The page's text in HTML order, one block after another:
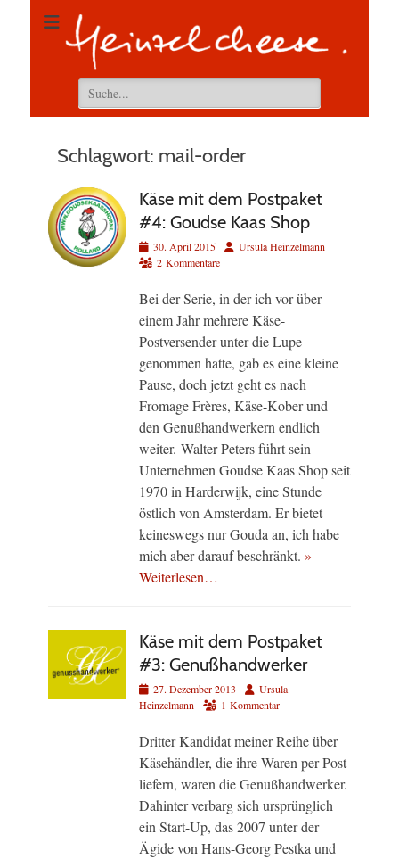
Suchen
nach:
Schlagwort: mail-order
Käse mit dem Postpaket
#4: Goudse Kaas Shop
Veröffentlicht
am
30. April 2015 AutorUrsula Heinzelmann
2 Kommentare
Bei der Serie, in der ich vor über
einem Jahr mehrere Käse-
Postversender unter die Lupe
genommen hatte, gab es eine kleine
Pause, doch jetzt geht es nach
Fromage Frères, Käse-Kober und
den Genußhandwerkern endlich
weiter. Walter Peters führt sein
Unternehmen Goudse Kaas Shop seit
1970 in Harderwijk, eine Stunde
östlich von Amsterdam. Er bietet
keineswegs nur Gouda an, ich habe
mich aber darauf beschränkt. »
Weiterlesen…
Käse mit dem Postpaket
#3: Genußhandwerker
Veröffentlicht
am
27. Dezember 2013 AutorUrsula
Heinzelmann
1 Kommentar
Dritter Kandidat meiner Reihe über
Käsehändler, die ihre Waren per Post
liefern, waren die Genußhandwerker.
Dahinter verbarg sich ursprünglich
ein Start-Up, das 2007 unter der
Ägide von Hans-Georg Pestka und